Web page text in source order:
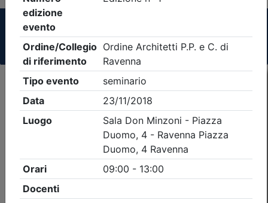
Clicca qui - espandi la sezione dei filtri ricerca
eventi
Criteri di ricerca applicati:
- Tipo Ordine/collegio:Architetti- Ordine:
- Eventi in programma dal10/8/2026
Precedente 1 Successiva